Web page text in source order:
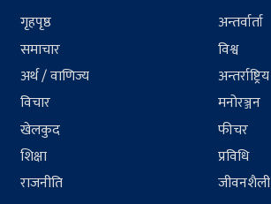
गृहपृष्ठ
समाचार
अर्थ / वाणिज्य
विचार
खेलकुद
शिक्षा
राजनीति
अन्तर्वार्ता
विश्व
अन्तर्राष्ट्रिय
मनोरञ्जन
फीचर
प्रविधि
जीवनशैली